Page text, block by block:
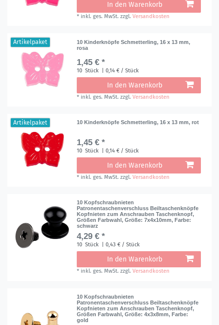
In den Warenkorb
* inkl. ges. MwSt. zzgl.Versandkosten
Artikelpaket
10 Kinderknöpfe Schmetterling, 16 x 13 mm,
rosa
1,45 € *
10 Stück | 0,14 € / Stück
In den Warenkorb
* inkl. ges. MwSt. zzgl.Versandkosten
Artikelpaket 10 Kinderknöpfe Schmetterling, 16 x 13 mm, rot
1,45 € *
10 Stück | 0,14 € / Stück
In den Warenkorb
* inkl. ges. MwSt. zzgl.Versandkosten
10 Kopfschraubnieten
Patronentaschenverschluss Beiltaschenknöpfe
Kopfnieten zum Anschrauben Taschenknopf,
Größen Farbwahl, Größe: 7x4x10mm, Farbe:
schwarz
4,29 € *
10 Stück | 0,43 € / Stück
In den Warenkorb
* inkl. ges. MwSt. zzgl.Versandkosten
10 Kopfschraubnieten
Patronentaschenverschluss Beiltaschenknöpfe
Kopfnieten zum Anschrauben Taschenknopf,
Größen Farbwahl, Größe: 4x3x8mm, Farbe:
gold